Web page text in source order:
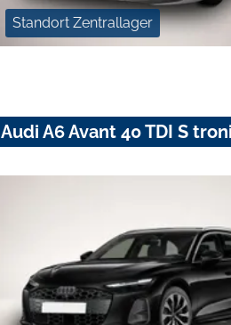
Standort Zentrallager
Audi A6 Avant 40 TDI S